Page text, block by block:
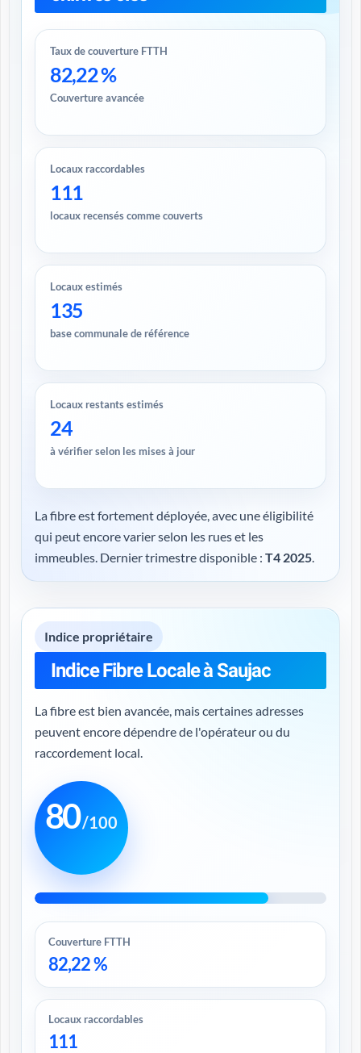
Taux de couverture FTTH
82,22 %
Couverture avancée
Locaux raccordables
111
locaux recensés comme couverts
Locaux estimés
135
base communale de référence
Locaux restants estimés
24
à vérifier selon les mises à jour
La fibre est fortement déployée, avec une éligibilité
qui peut encore varier selon les rues et les
immeubles. Dernier trimestre disponible : T4 2025.
Indice propriétaire
Indice Fibre Locale à Saujac
La fibre est bien avancée, mais certaines adresses
peuvent encore dépendre de l'opérateur ou du
raccordement local.
80/100
Couverture FTTH
82,22 %
Locaux raccordables
111